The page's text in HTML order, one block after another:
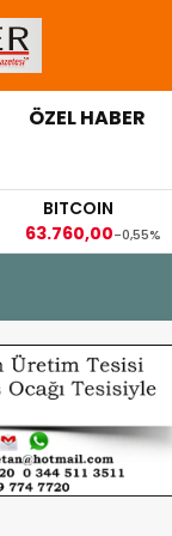
ÖZEL HABER
BITCOIN
63.760,00-0,55%